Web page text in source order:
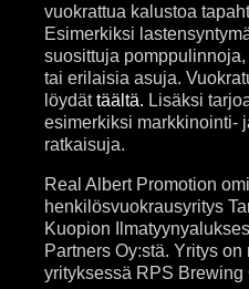
vuokrattua kalustoa
Esimerkiksi
suosittuja
tai erilaisia asuja.
löydättäältä. Lisäksi
esimerkiksi markkinointi-
ratkaisuja.
Real Albert Promotion
henkilösvuokrausyritys
Kuopion
Partners Oy:stä. Yritys
yrityksessä RPS Brewing